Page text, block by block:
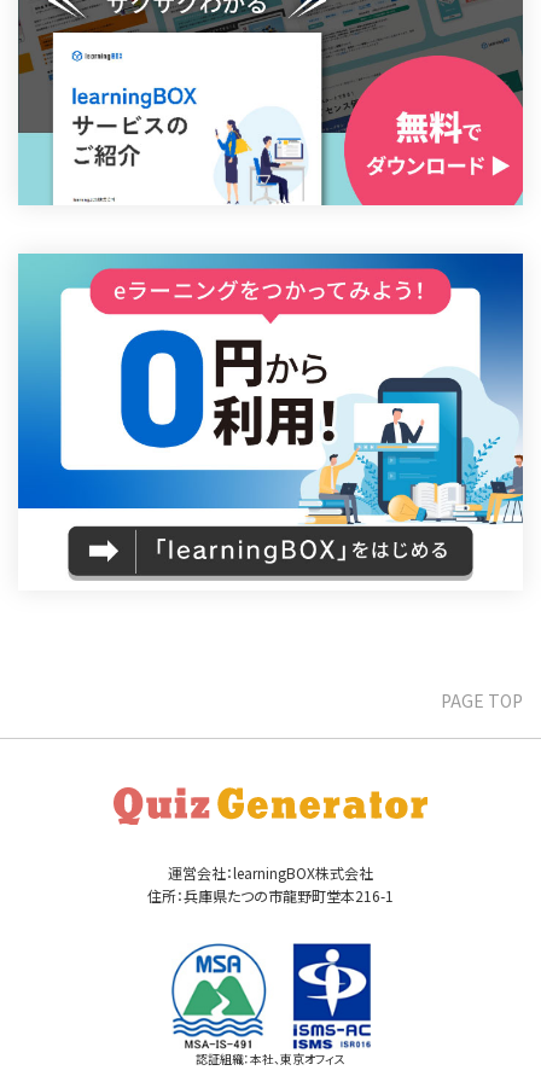
PAGE TOP
運営会社：learningBOX株式会社
住所：兵庫県たつの市龍野町堂本216-1
認証組織：本社、東京オフィス